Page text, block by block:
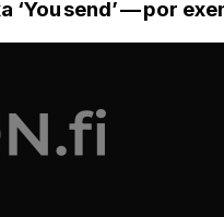
‘You send’ — por